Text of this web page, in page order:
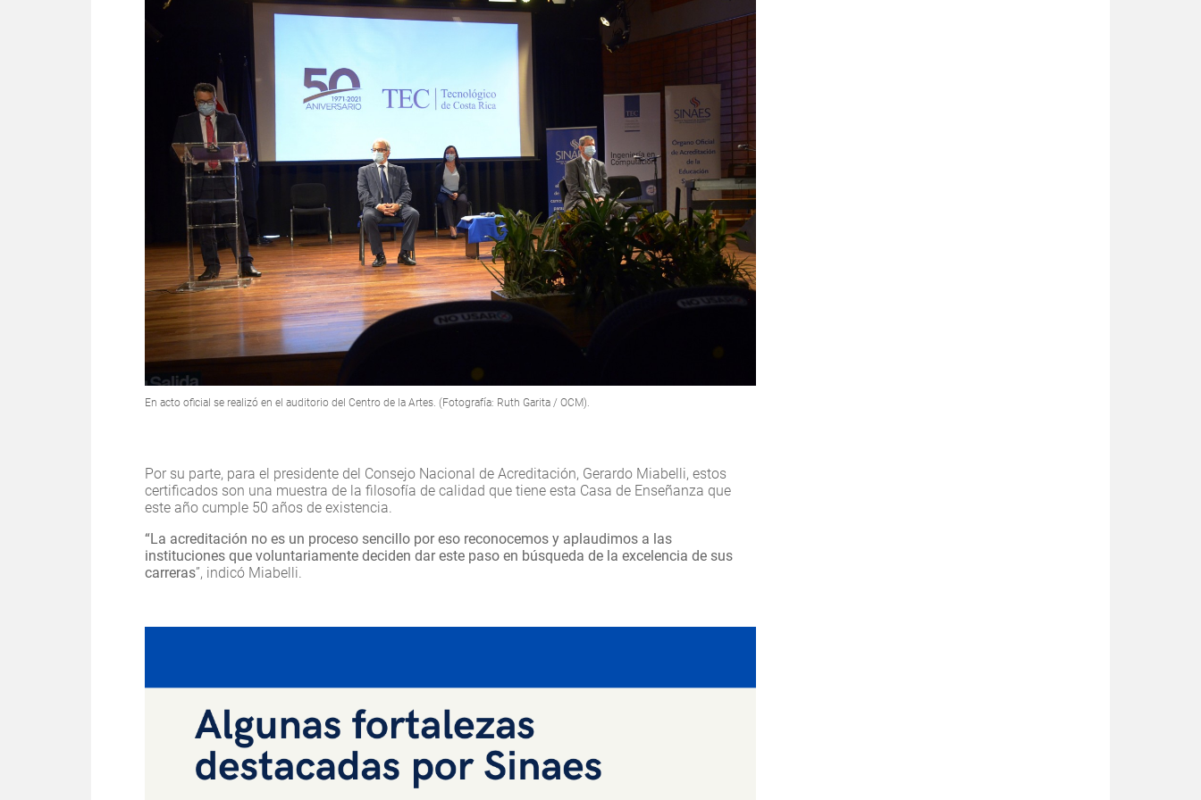
En acto oficial se realizó en el auditorio del Centro de la Artes. (Fotografía: Ruth Garita / OCM).
Por su parte, para el presidente del Consejo Nacional de Acreditación, Gerardo Miabelli, estos
certificados son una muestra de la filosofía de calidad que tiene esta Casa de Enseñanza que
este año cumple 50 años de existencia.
“La acreditación no es un proceso sencillo por eso reconocemos y aplaudimos a las
instituciones que voluntariamente deciden dar este paso en búsqueda de la excelencia de sus
carreras”, indicó Miabelli.